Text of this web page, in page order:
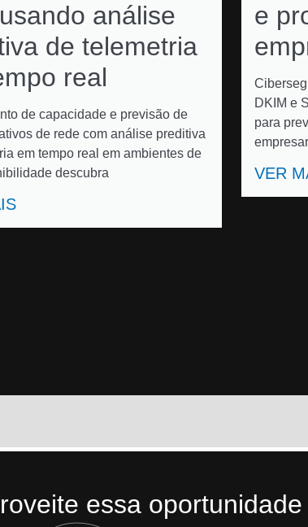
análise
de telemetria
real
de capacidade e previsão de
de rede com análise preditiva
em tempo real em ambientes de
descubra
e
DKIM e
para
VER
essa